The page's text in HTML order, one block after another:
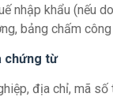
nhập khẩu (nếu
bảng chấm
chứng từ
địa chỉ, mã